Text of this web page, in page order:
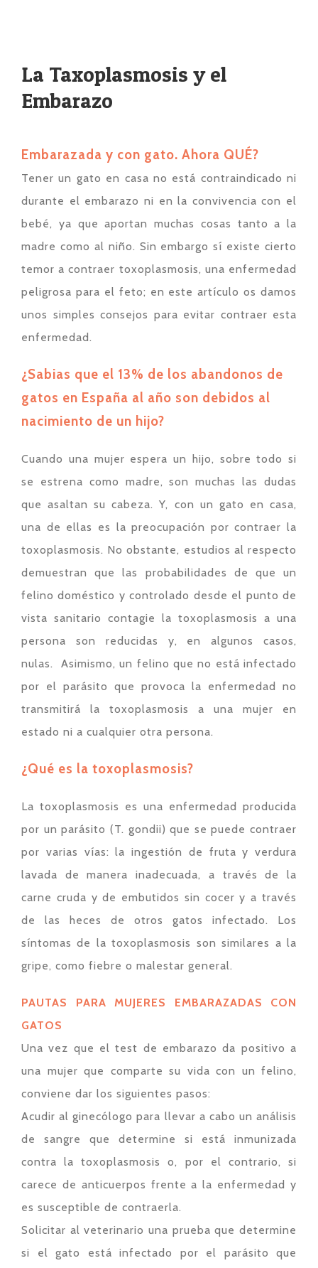
La Taxoplasmosis y el
Embarazo
Embarazada y con gato. Ahora QUÉ?
Tener un gato en casa no está contraindicado ni
durante el embarazo ni en la convivencia con el
bebé, ya que aportan muchas cosas tanto a la
madre como al niño. Sin embargo sí existe cierto
temor a contraer toxoplasmosis, una enfermedad
peligrosa para el feto; en este artículo os damos
unos simples consejos para evitar contraer esta
enfermedad.
¿Sabias que el 13% de los abandonos de
gatos en España al año son debidos al
nacimiento de un hijo?
Cuando una mujer espera un hijo, sobre todo si
se estrena como madre, son muchas las dudas
que asaltan su cabeza. Y, con un gato en casa,
una de ellas es la preocupación por contraer la
toxoplasmosis. No obstante, estudios al respecto
demuestran que las probabilidades de que un
felino doméstico y controlado desde el punto de
vista sanitario contagie la toxoplasmosis a una
persona son reducidas y, en algunos casos,
nulas. Asimismo, un felino que no está infectado
por el parásito que provoca la enfermedad no
transmitirá la toxoplasmosis a una mujer en
estado ni a cualquier otra persona.
¿Qué es la toxoplasmosis?
La toxoplasmosis es una enfermedad producida
por un parásito (T. gondii) que se puede contraer
por varias vías: la ingestión de fruta y verdura
lavada de manera inadecuada, a través de la
carne cruda y de embutidos sin cocer y a través
de las heces de otros gatos infectado. Los
síntomas de la toxoplasmosis son similares a la
gripe, como fiebre o malestar general.
PAUTAS PARA MUJERES EMBARAZADAS CON
GATOS
Una vez que el test de embarazo da positivo a
una mujer que comparte su vida con un felino,
conviene dar los siguientes pasos:
Acudir al ginecólogo para llevar a cabo un análisis
de sangre que determine si está inmunizada
contra la toxoplasmosis o, por el contrario, si
carece de anticuerpos frente a la enfermedad y
es susceptible de contraerla.
Solicitar al veterinario una prueba que determine
si el gato está infectado por el parásito que